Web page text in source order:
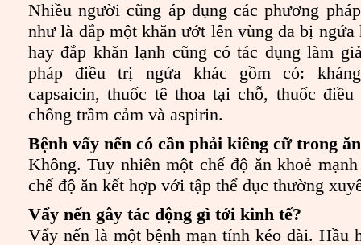
Nhiều người cũng áp dụng các phương
như là đắp một khăn ướt lên vùng da bị ngứa
hay đắp khăn lạnh cũng có tác dụng làm
pháp điều trị ngứa khác gồm có: kháng
capsaicin, thuốc tê thoa tại chỗ, thuốc
chống trầm cảm và aspirin.
Bệnh vẩy nến có cần phải kiêng cữ trong
Không. Tuy nhiên một chế độ ăn khoẻ
chế độ ăn kết hợp với tập thể dục thường
Vẩy nến gây tác động gì tới kinh tế?
Vẩy nến là một bệnh mạn tính kéo dài. Hầu